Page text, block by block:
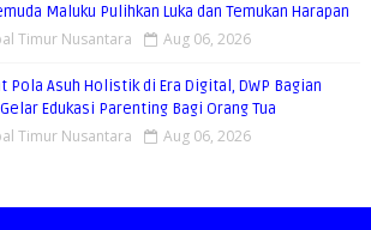
Maluku Pulihkan Luka dan Temukan Harapan
Timur Nusantara Aug 06, 2026
Pola Asuh Holistik di Era Digital, DWP Bagian
Edukasi Parenting Bagi Orang Tua
Timur Nusantara Aug 06, 2026